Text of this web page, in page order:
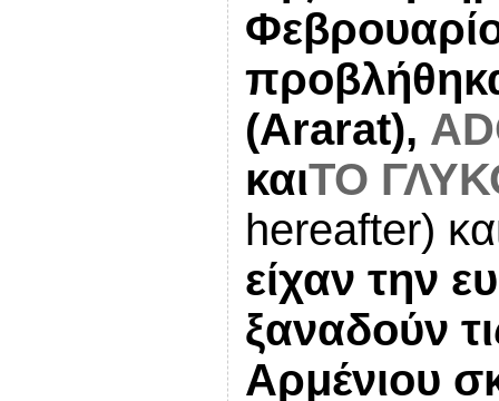
(Ararat),
καιΤΟ
hereafter)
είχαν την
ξαναδούν
Αρμένιου